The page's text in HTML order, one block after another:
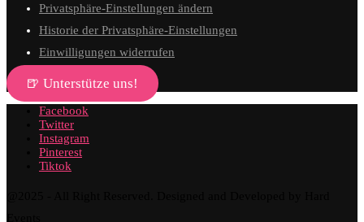
Privatsphäre-Einstellungen ändern
Historie der Privatsphäre-Einstellungen
Einwilligungen widerrufen
🍺 Unterstütze uns!
Facebook
Twitter
Instagram
Pinterest
Tiktok